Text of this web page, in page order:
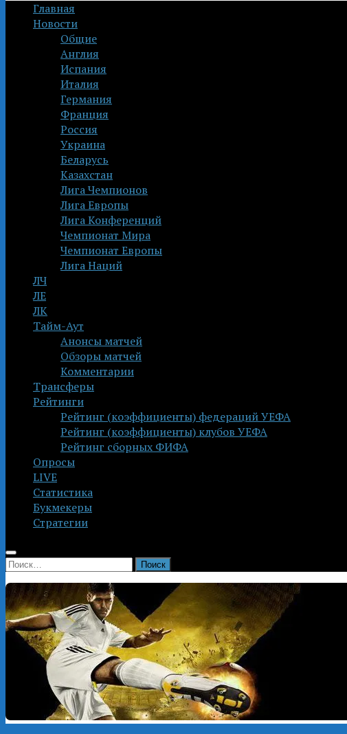
Главная
Новости
Общие
Англия
Испания
Италия
Германия
Франция
Россия
Украина
Беларусь
Казахстан
Лига Чемпионов
Лига Европы
Лига Конференций
Чемпионат Мира
Чемпионат Европы
Лига Наций
ЛЧ
ЛЕ
ЛК
Тайм-Аут
Анонсы матчей
Обзоры матчей
Комментарии
Трансферы
Рейтинги
Рейтинг (коэффициенты) федераций УЕФА
Рейтинг (коэффициенты) клубов УЕФА
Рейтинг сборных ФИФА
Опросы
LIVE
Статистика
Букмекеры
Стратегии
Найти: